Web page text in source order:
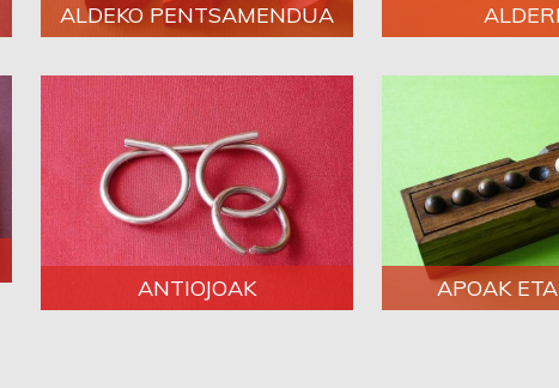
ALDEKO PENTSAMENDUA
ANTIOJOAK
APOAK